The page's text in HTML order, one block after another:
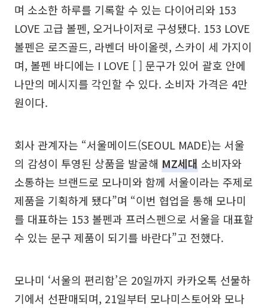
며 소소한 하루를 기록할 수 있는 다이어리와 153
LOVE 고급 볼펜, 오거나이저로 구성됐다. 153 LOVE
볼펜은 로즈골드, 라벤더 바이올렛, 스카이 세 가지이
며, 볼펜 바디에는 I LOVE [ ] 문구가 있어 괄호 안에
나만의 메시지를 각인할 수 있다. 소비자 가격은 4만
원이다.
회사 관계자는 “서울메이드(SEOUL MADE)는 서울
의 감성이 투영된 상품을 발굴해 MZ세대 소비자와
소통하는 브랜드로 모나미와 함께 서울이라는 주제로
제품을 기획하게 됐다”며 “이번 협업을 통해 모나미
를 대표하는 153 볼펜과 프러스펜으로 서울을 대표할
수 있는 문구 제품이 되기를 바란다”고 전했다.
모나미 ‘서울의 편리함’은 20일까지 카카오톡 선물하
기에서 선판매되며, 21일부터 모나미스토어와 모나